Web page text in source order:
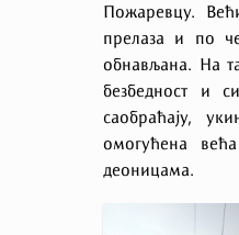
Пожаревцу.
прелаза и по
обнављана. На
безбедност и
саобраћају,
омогућена
деоницама.